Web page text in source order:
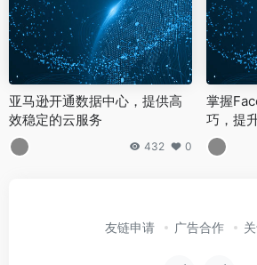
亚马逊开通数据中心，提供高
效稳定的云服务
432 0
掌握
巧，提
友链申请 广告合作